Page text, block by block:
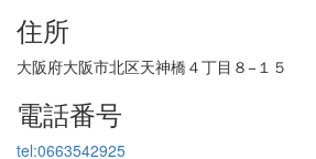
住所
大阪府大阪市北区天神橋４丁目８−１５
電話番号
tel:0663542925